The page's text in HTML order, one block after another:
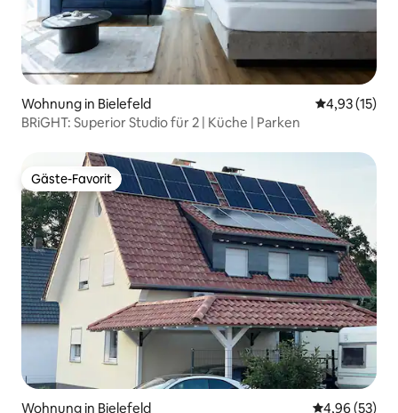
Wohnung in Bielefeld
4,93 (15)
BRiGHT: Superior Studio für 2 | Küche | Parken
Gäste-Favorit
Gäste-Favorit
Wohnung in Bielefeld
4,96 (53)